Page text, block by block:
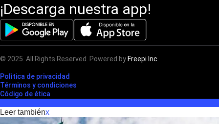
¡Descarga nuestra app!
© 2025. All Rights Reserved. Powered by Freepi Inc
Polìtica de privacidad
Términos y condiciones
Código de ética
Leer tambiénx